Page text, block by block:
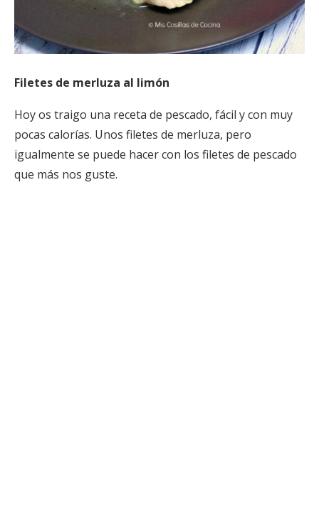
Filetes de merluza al limón
Hoy os traigo una receta de pescado, fácil y con muy
pocas calorías. Unos filetes de merluza, pero
igualmente se puede hacer con los filetes de pescado
que más nos guste.